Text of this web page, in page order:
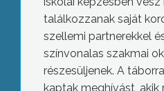
találkozzanak saját
szellemi partnerekkel
színvonalas szakmai
részesüljenek. A
kaptak meghívást, akik